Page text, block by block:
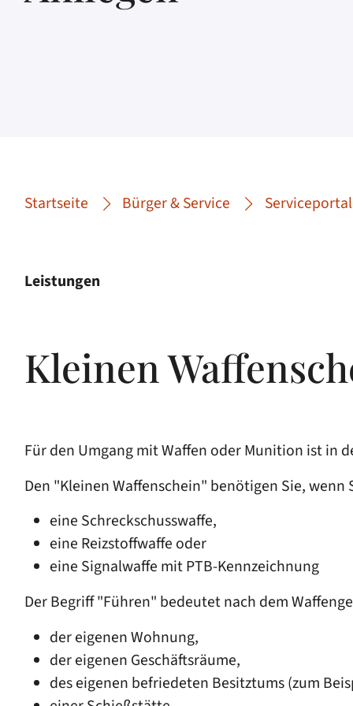
Startseite Bürger & Service Serviceportal
Leistungen
Kleinen
Für den Umgang mit Waffen oder Munition ist in
Den "Kleinen Waffenschein" benötigen Sie,
eine Schreckschusswaffe,
eine Reizstoffwaffe oder
eine Signalwaffe mit PTB-Kennzeichnung
Der Begriff "Führen" bedeutet nach dem
der eigenen Wohnung,
der eigenen Geschäftsräume,
des eigenen befriedeten Besitztums (zum